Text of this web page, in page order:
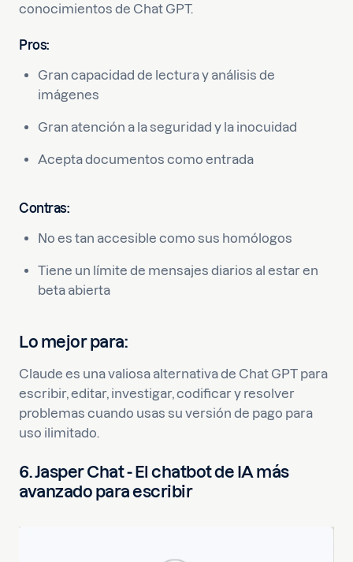
conocimientos de Chat GPT.
Pros:
Gran capacidad de lectura y análisis de
imágenes
Gran atención a la seguridad y la inocuidad
Acepta documentos como entrada
Contras:
No es tan accesible como sus homólogos
Tiene un límite de mensajes diarios al estar en
beta abierta
Lo mejor para:
Claude es una valiosa alternativa de Chat GPT para
escribir, editar, investigar, codificar y resolver
problemas cuando usas su versión de pago para
uso ilimitado.
6. Jasper Chat - El chatbot de IA más
avanzado para escribir